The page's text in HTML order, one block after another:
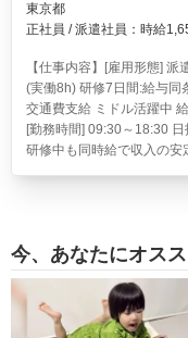
東京都
正社員 / 派遣社員：時給
【仕事内容】[雇用形態]
(実働8h) 研修7日間:給与同
交通費支給 ミドル活躍中
[勤務時間] 09:30～18:30
研修中も同時給で収入の安
今、あなたにオス